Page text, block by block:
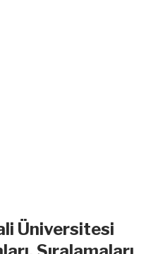
Üniversitesi